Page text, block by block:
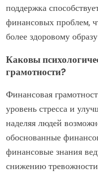
поддержка
финансовых проблем,
более здоровому
Каковы
грамотности?
Финансовая
уровень стресса и
наделяя людей
обоснованные
финансовые знания
снижению